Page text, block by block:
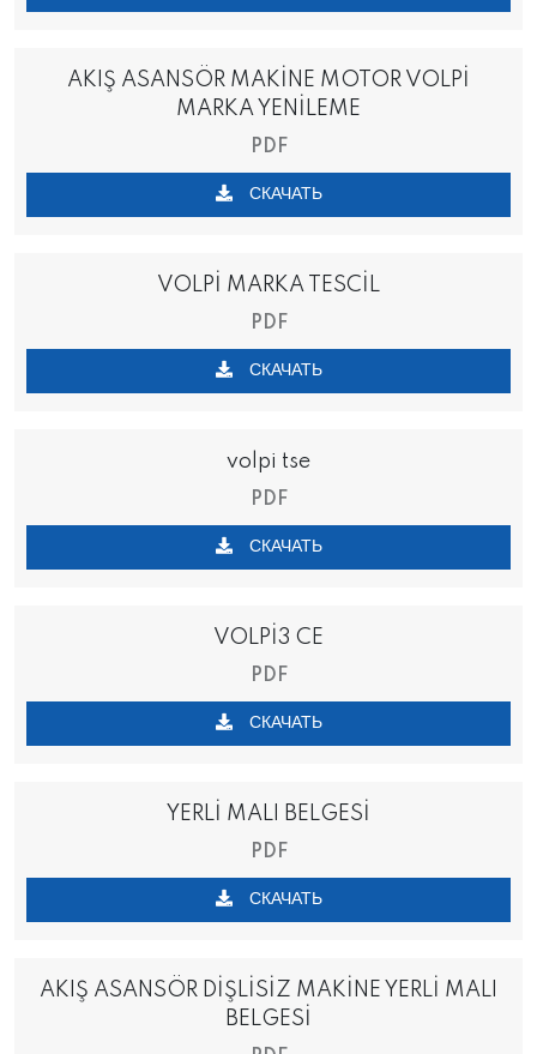
AKIŞ ASANSÖR MAKİNE MOTOR VOLPİ
MARKA YENİLEME
PDF
СКАЧАТЬ
VOLPİ MARKA TESCİL
PDF
СКАЧАТЬ
volpi tse
PDF
СКАЧАТЬ
VOLPİ3 CE
PDF
СКАЧАТЬ
YERLİ MALI BELGESİ
PDF
СКАЧАТЬ
AKIŞ ASANSÖR DİŞLİSİZ MAKİNE YERLİ MALI
BELGESİ